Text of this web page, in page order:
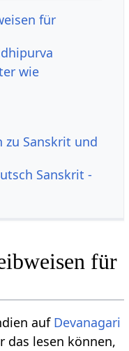
für
wie
Sanskrit und
Sanskrit -
für
auf Devanagari
das lesen können,